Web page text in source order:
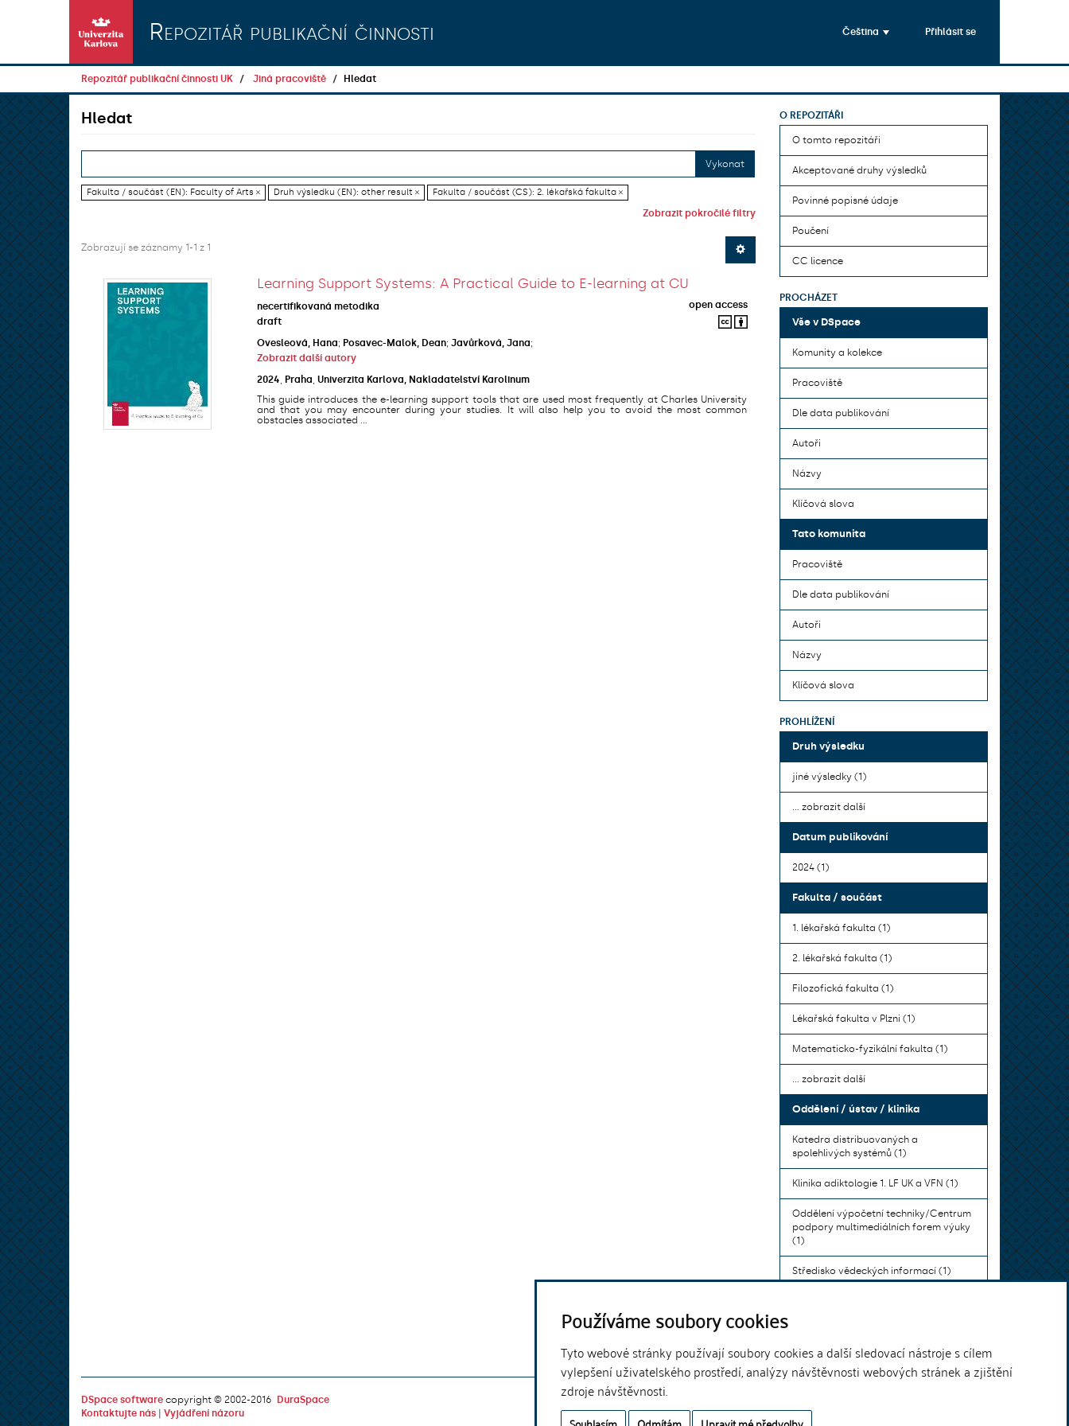
Používáme soubory cookies
Tyto webové stránky používají soubory cookies a další sledovací nástroje s cílem
vylepšení uživatelského prostředí, analýzy návštěvnosti webových stránek a zjištění
zdroje návštěvnosti.
Repozitář publikační činnosti Čeština Přihlásit se
Repozitář publikační činnosti UK Jiná pracoviště Hledat
Hledat
Vykonat
Fakulta / součást (EN): Faculty of Arts × Druh výsledku (EN): other result × Fakulta / součást (CS): 2. lékařská fakulta ×
Zobrazit pokročilé filtry
Zobrazují se záznamy 1-1 z 1
Learning Support Systems: A Practical Guide to E-learning at CU
necertifikovaná metodika
open access
draft
Ovesleová, Hana; Posavec-Malok, Dean; Javůrková, Jana;
Zobrazit další autory
2024
Praha Univerzita Karlova, Nakladatelství Karolinum
This guide introduces the e-learning support tools that are used most frequently at Charles University
and that you may encounter during your studies. It will also help you to avoid the most common
obstacles associated ...
O REPOZITÁŘI
O tomto repozitáři
Akceptované druhy výsledků
Povinné popisné údaje
Poučení
CC licence
PROCHÁZET
Vše v DSpace
Komunity a kolekce
Pracoviště
Dle data publikování
Autoři
Názvy
Klíčová slova
Tato komunita
Pracoviště
Dle data publikování
Autoři
Názvy
Klíčová slova
PROHLÍŽENÍ
Druh výsledku
jiné výsledky (1)
... zobrazit další
Datum publikování
2024 (1)
Fakulta / součást
1. lékařská fakulta (1)
2. lékařská fakulta (1)
Filozofická fakulta (1)
Lékařská fakulta v Plzni (1)
Matematicko-fyzikální fakulta (1)
... zobrazit další
Oddělení / ústav / klinika
Katedra distribuovaných a
spolehlivých systémů (1)
Klinika adiktologie 1. LF UK a VFN (1)
Oddělení výpočetní techniky/Centrum
podpory multimediálních forem výuky
(1)
Středisko vědeckých informací (1)
DSpace software copyright © 2002-2016
DuraSpace
Kontaktujte nás
Vyjádření názoru